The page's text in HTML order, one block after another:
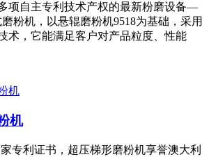
项自主专利技术产权的最新粉磨设备—
粉机，以悬辊磨粉机9518为基础，采用
术，它能满足客户对产品粒度、性能
机
专利证书，超压梯形磨粉机享誉澳大利